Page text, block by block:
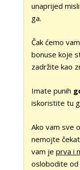
unaprijed
ga.
Čak ćemo
bonuse koje
zadržite kao
Imate punih
iskoristite tu
Ako vam sve
nemojte
vam je prva i
oslobodite od